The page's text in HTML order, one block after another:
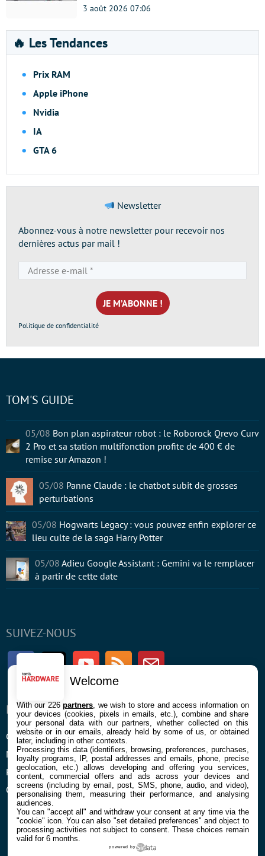
3 août 2026 07:06
🔥 Les Tendances
Prix RAM
Apple iPhone
Nvidia
IA
GTA 6
Newsletter
Abonnez-vous à notre newsletter pour recevoir nos
dernières actus par mail !
e-
mail
*
Politique de confidentialité
SUIVEZ-NOUS
FacebookTwitter Youtube RSS Newsletter
ENTREPRISE
Confidentialité et Cookies
Mentions légales et CGU
Préférences Cookies
Qui sommes nous
À PROPOS
Contact
TOM'S GUIDE
05/08 Bon plan aspirateur robot : le Roborock Qrevo Curv
2 Pro et sa station multifonction profite de 400 € de
remise sur Amazon !
05/08 Panne Claude : le chatbot subit de grosses
perturbations
05/08 Hogwarts Legacy : vous pouvez enfin explorer ce
lieu culte de la saga Harry Potter
05/08 Adieu Google Assistant : Gemini va le remplacer
à partir de cette date
Welcome
With our 226partners , we wish to store and access information on
your devices (cookies, pixels in emails, etc.), combine and share
your personal data with our partners, whether collected on this
website or in our emails, already held by some of us, or obtained
later, including in other contexts.
Processing this data (identifiers, browsing, preferences, purchases,
loyalty programs, IP, postal addresses and emails, phone, precise
geolocation, etc.) allows developing and offering you services,
content, commercial offers and ads across your devices and
screens (including by email, post, SMS, phone, audio, and video),
personalising them, measuring their performance, and analysing
audiences.
You can "accept all" and withdraw your consent at any time via the
"cookie" icon. You can also "set detailed preferences" and object to
processing activities not subject to consent. These choices remain
valid for 6 months.
powered by